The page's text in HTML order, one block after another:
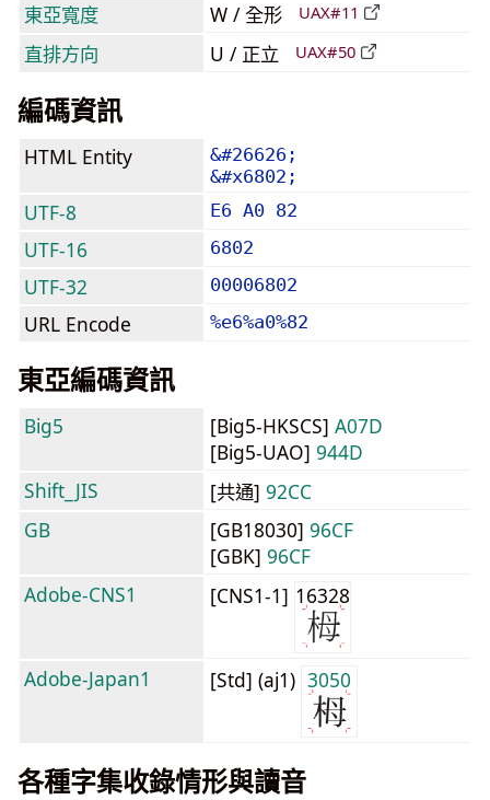
東亞寬度
W / 全形 UAX#11
直排方向 U / 正立 UAX#50
編碼資訊
HTML Entity
&#26626;
&#x6802;
UTF-8 E6 A0 82
UTF-16 6802
UTF-32 00006802
URL Encode %e6%a0%82
東亞編碼資訊
Big5 [Big5-HKSCS] A07D
[Big5-UAO] 944D
Shift_JIS
[共通] 92CC
GB
[GB18030] 96CF
[GBK] 96CF
Adobe-CNS1
[CNS1-1] 16328
Adobe-Japan1 [Std] (aj1) 3050
各種字集收錄情形與讀音